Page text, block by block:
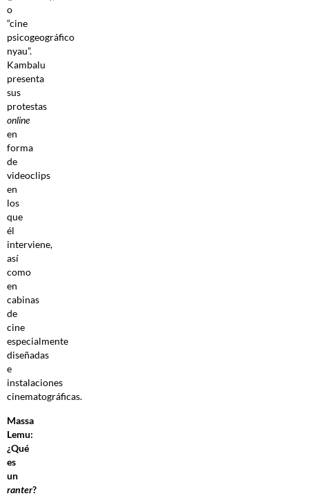
o
“cine
psicogeográfico
nyau”.
Kambalu
presenta
sus
protestas
online
en
forma
de
videoclips
en
los
que
él
interviene,
así
como
en
cabinas
de
cine
especialmente
diseñadas
e
instalaciones
cinematográficas.
Massa
Lemu:
¿Qué
es
un
ranter?